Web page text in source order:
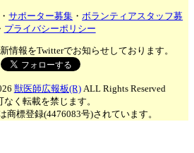
・サポーター募集 ・ボランティアスタッフ募
プライバシーポリシー
情報をTwitterでお知らせしております。
獣医師広報板(R)ALL Rights Reserved
なく転載を禁じます。
商標登録(4476083号)されています。